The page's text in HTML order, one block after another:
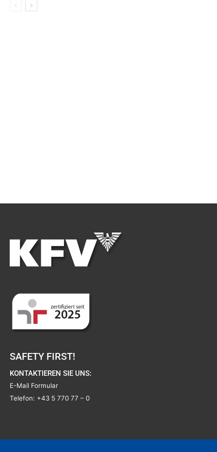
SAFETY FIRST!
KONTAKTIEREN SIE UNS:
E-Mail Formular
Telefon: +43 5 770 77 – 0